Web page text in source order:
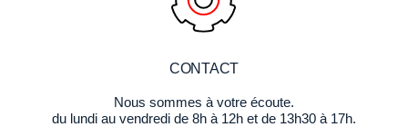
CONTACT
Nous sommes à votre écoute.
du lundi au vendredi de 8h à 12h et de 13h30 à 17h.